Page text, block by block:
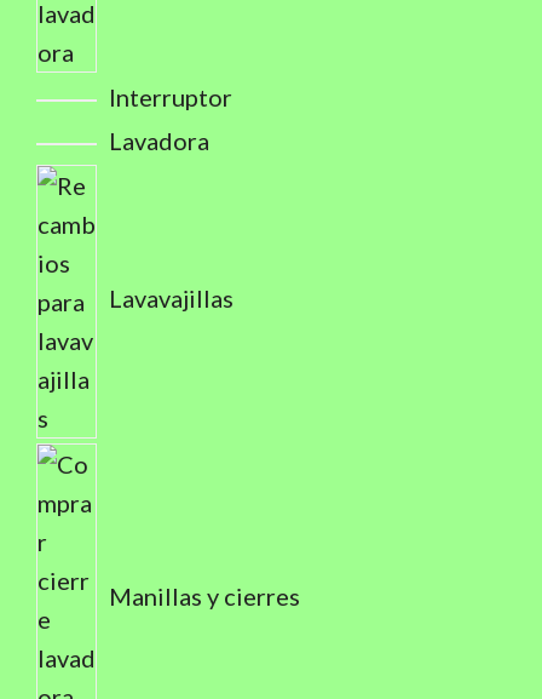
Interruptor
Lavadora
Lavavajillas
Manillas y cierres